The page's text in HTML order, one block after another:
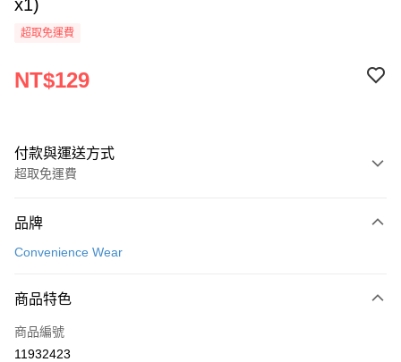
x1)
超取免運費
NT$129
付款與運送方式
超取免運費
全家線上支付
運送方式
全家取貨付款
品牌
Convenience Wear
商品特色
商品編號
11932423